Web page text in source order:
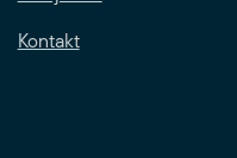
Kontakt